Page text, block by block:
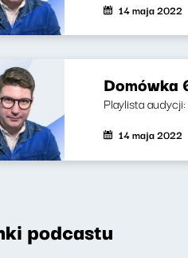
14 maja 2022
Domówka
Playlista
14 maja 2022
podcastu